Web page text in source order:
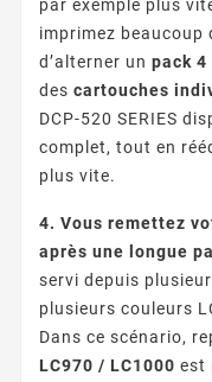
par exemple plus
imprimez beaucoup
d’alterner un pack 4
des cartouches
DCP-520 SERIES
complet, tout en
plus vite.
4. Vous remettez
après une longue
servi depuis
plusieurs couleurs
Dans ce scénario,
LC970 / LC1000 est